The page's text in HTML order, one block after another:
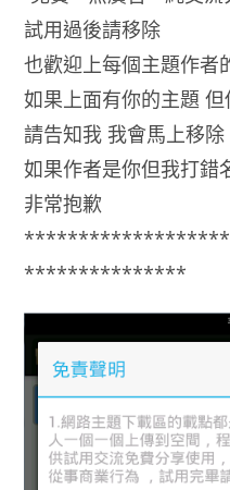
試用過後請移除
也歡迎上每個主題作者
如果上面有你的主題
請告知我 我會馬上移
如果作者是你但我打錯
非常抱歉
***************